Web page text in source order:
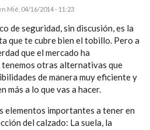
Mié, 04/16/2014 - 11:23
de seguridad, sin discusión, es la
que te cubre bien el tobillo. Pero a
que el mercado ha
otras alternativas que
de manera muy eficiente y
más a lo que vas a hacer.
elementos importantes a tener en
del calzado: La suela, la